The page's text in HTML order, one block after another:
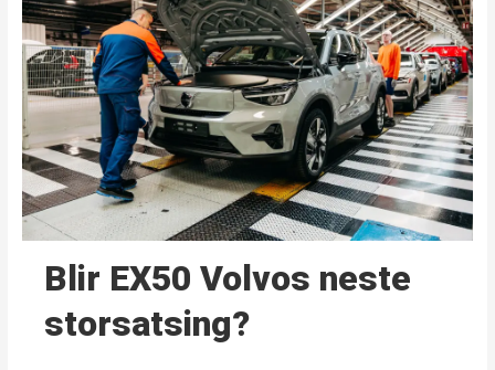
Blir EX50 Volvos neste
storsatsing?